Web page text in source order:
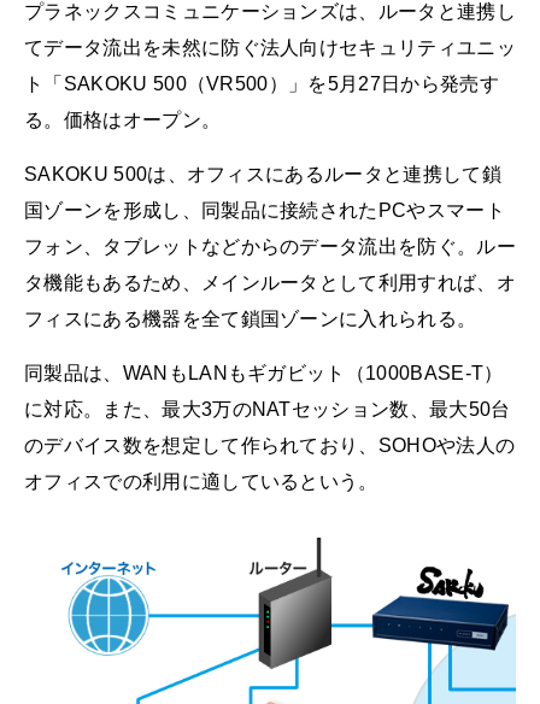
プラネックスコミュニケーションズは、ルータと連携し
てデータ流出を未然に防ぐ法人向けセキュリティユニッ
ト「SAKOKU 500（VR500）」を5月27日から発売す
る。価格はオープン。
SAKOKU 500は、オフィスにあるルータと連携して鎖
国ゾーンを形成し、同製品に接続されたPCやスマート
フォン、タブレットなどからのデータ流出を防ぐ。ルー
タ機能もあるため、メインルータとして利用すれば、オ
フィスにある機器を全て鎖国ゾーンに入れられる。
同製品は、WANもLANもギガビット（1000BASE-T）
に対応。また、最大3万のNATセッション数、最大50台
のデバイス数を想定して作られており、SOHOや法人の
オフィスでの利用に適しているという。